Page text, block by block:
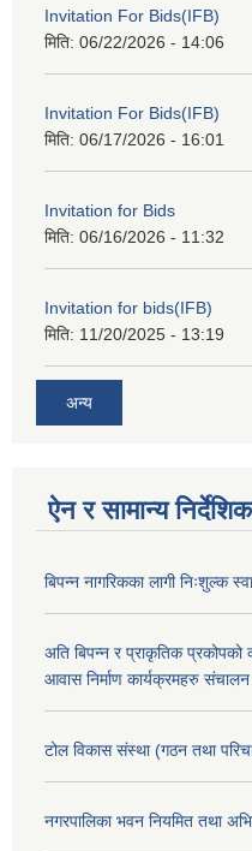
Invitation For Bids(IFB)
मिति: 06/22/2026 - 14:06
Invitation For Bids(IFB)
मिति: 06/17/2026 - 16:01
Invitation for Bids
मिति: 06/16/2026 - 11:32
Invitation for bids(IFB)
मिति: 11/20/2025 - 13:19
अन्य
ऐन र सामान्य
बिपन्न नागरिकका लागी निःशुल्क
अति बिपन्न र प्राकृतिक प्रकोपको
आवास निर्माण कार्यक्रमहरु संचालन
टोल विकास संस्था (गठन तथा
नगरपालिका भवन नियमित तथा